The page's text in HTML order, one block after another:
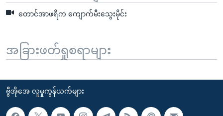
တောင်အာဖရိက ကျောက်မီးသွေးမိုင်း
အခြားဖတ်ရှုစရာများ
ဗွီအိုအေ လူမှုကွန်ယက်များ